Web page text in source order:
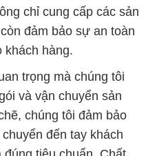
chỉ cung cấp các sản
đảm bảo sự an toàn
khách hàng.
trọng mà chúng tôi
và vận chuyển sản
chúng tôi đảm bảo
đến tay khách